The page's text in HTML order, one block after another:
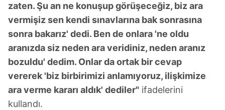
zaten. Şu an ne konuşup görüşeceğiz, biz ara
vermişiz sen kendi sınavlarına bak sonrasına
sonra bakarız' dedi. Ben de onlara 'ne oldu
aranızda siz neden ara veridiniz, neden aranız
bozuldu' dedim. Onlar da ortak bir cevap
vererek 'biz birbirimizi anlamıyoruz, ilişkimize
ara verme kararı aldık' dediler" ifadelerini
kullandı.